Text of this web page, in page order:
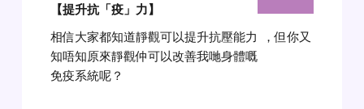
【提升抗「疫」力 】
相信大家都知道靜觀可以提升抗壓能力
，但你又
知唔知原來靜觀仲可以改善我哋身體嘅
免疫系統呢？